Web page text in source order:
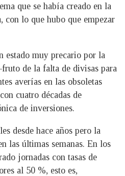
que se había creado en la
con lo que hubo que empezar
estado muy precario por la
de la falta de divisas para
averías en las obsoletas
cuatro décadas de
de inversiones.
desde hace años pero la
las últimas semanas. En los
jornadas con tasas de
al 50 %, esto es,